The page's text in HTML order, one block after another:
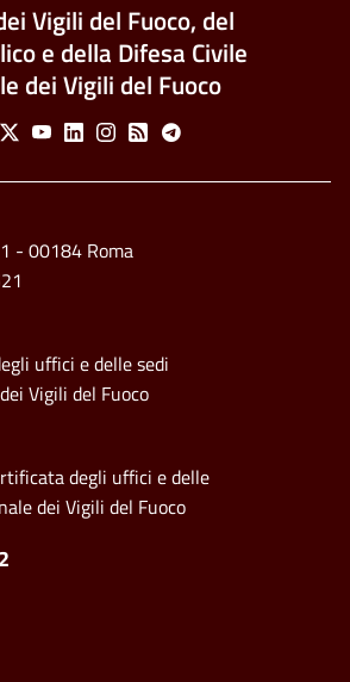
Vigili del Fuoco, del
e della Difesa Civile
dei Vigili del Fuoco
Social Menu
X YoutubeLinkedinInstagram
Feed Telegram
- 00184 Roma
uffici e delle sedi
Vigili del Fuoco
degli uffici e delle
dei Vigili del Fuoco